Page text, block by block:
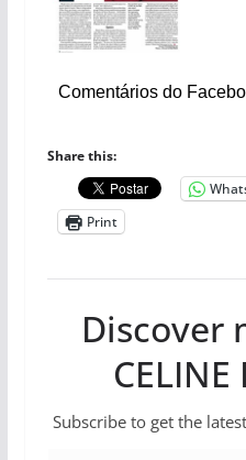
Comentários do
Share this:
Print
Discover
Subscribe to get the